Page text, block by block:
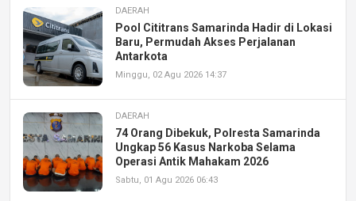
DAERAH
Pool Cititrans Samarinda Hadir di Lokasi
Baru, Permudah Akses Perjalanan
Antarkota
Minggu, 02 Agu 2026 14:37
DAERAH
74 Orang Dibekuk, Polresta Samarinda
Ungkap 56 Kasus Narkoba Selama
Operasi Antik Mahakam 2026
Sabtu, 01 Agu 2026 06:43